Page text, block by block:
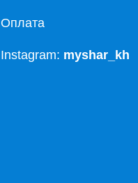
Оплата
Instagram: myshar_kh